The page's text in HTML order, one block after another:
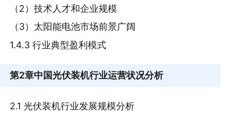
（2）技术人才和企业规模
（3）太阳能电池市场前景广阔
1.4.3 行业典型盈利模式
第2章中国光伏装机行业运营状况分析
2.1 光伏装机行业发展规模分析